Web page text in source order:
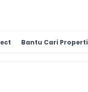
Bantu Cari Properti